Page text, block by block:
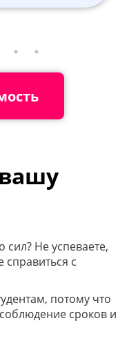
Не успеваете,
справиться с
потому что
сроков и